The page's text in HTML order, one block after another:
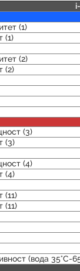
(1)
(1)
(2)
(2)
(3)
(3)
(4)
(4)
(11)
(11)
(вода 35°C-